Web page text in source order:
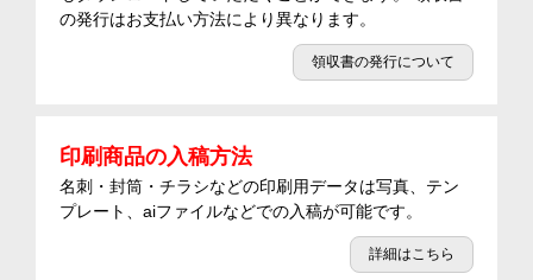
の発行はお支払い方法により異なります。
領収書の発行について
印刷商品の入稿方法
名刺・封筒・チラシなどの印刷用データは写真、テン
プレート、aiファイルなどでの入稿が可能です。
詳細はこちら